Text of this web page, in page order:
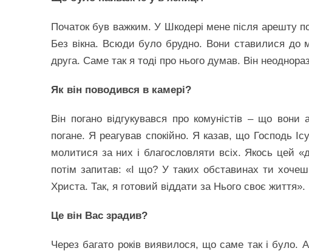
Початок був важким. У Шкодері мене після арешту
Без вікна. Всюди було брудно. Вони ставилися до
друга. Саме так я тоді про нього думав. Він
Як він поводився в камері?
Він погано відгукувався про комуністів – що
погане. Я реагував спокійно. Я казав, що Господь
молитися за них і благословляти всіх. Якось цей
потім запитав: «І що? У таких обставинах ти
Христа. Так, я готовий віддати за Нього своє життя».
Це він Вас зрадив?
Через багато років виявилося, що саме так і